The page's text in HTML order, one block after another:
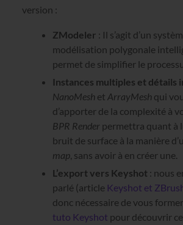
version :
ZModeler : Il s’agit d’un
modélisation polygonale
permet de simplifier le
Instances multiples et détails
NanoMeshet ArrayMeshqui
d’apporter de la complexité à
BPR Render permettra quant à
bruit de surface à la manière
map, sans avoir à en créer une.
L’export vers Keyshot : nous
parlé (article Keyshot et
donc nécessaire de vous
tuto Keyshot pour découvrir